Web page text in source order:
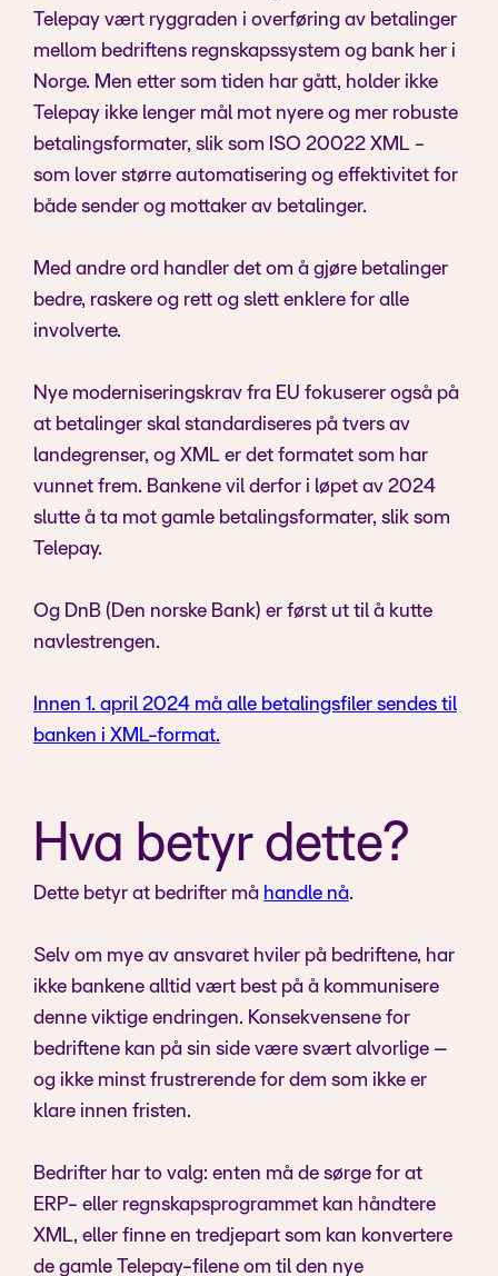
Telepay vært ryggraden i overføring av betalinger
mellom bedriftens regnskapssystem og bank her i
Norge. Men etter som tiden har gått, holder ikke
Telepay ikke lenger mål mot nyere og mer robuste
betalingsformater, slik som ISO 20022 XML -
som lover større automatisering og effektivitet for
både sender og mottaker av betalinger.
Med andre ord handler det om å gjøre betalinger
bedre, raskere og rett og slett enklere for alle
involverte.
Nye moderniseringskrav fra EU fokuserer også på
at betalinger skal standardiseres på tvers av
landegrenser, og XML er det formatet som har
vunnet frem. Bankene vil derfor i løpet av 2024
slutte å ta mot gamle betalingsformater, slik som
Telepay.
Og DnB (Den norske Bank) er først ut til å kutte
navlestrengen.
Innen 1. april 2024 må alle betalingsfiler sendes til
banken i XML-format.
Hva betyr dette?
Dette betyr at bedrifter må handle nå.
Selv om mye av ansvaret hviler på bedriftene, har
ikke bankene alltid vært best på å kommunisere
denne viktige endringen. Konsekvensene for
bedriftene kan på sin side være svært alvorlige –
og ikke minst frustrerende for dem som ikke er
klare innen fristen.
Bedrifter har to valg: enten må de sørge for at
ERP- eller regnskapsprogrammet kan håndtere
XML, eller finne en tredjepart som kan konvertere
de gamle Telepay-filene om til den nye